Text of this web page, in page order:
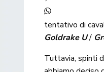
tentativo di
Goldrake U/
Tuttavia, spinti